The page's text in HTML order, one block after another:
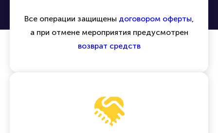
Все операции защищены договором оферты,
а при отмене мероприятия предусмотрен
возврат средств